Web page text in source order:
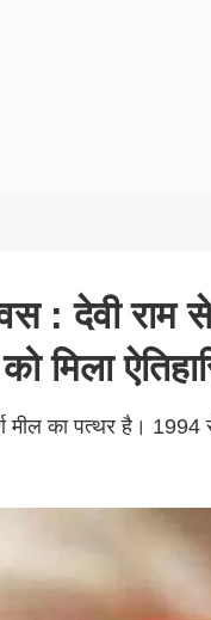
: देवी
मिला
मील का पत्थर है। 1994